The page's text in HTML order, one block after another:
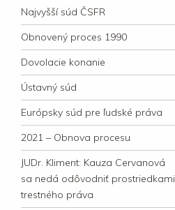
Najvyšší súd ČSFR
Obnovený proces 1990
Dovolacie konanie
Ústavný súd
Európsky súd pre ľudské práva
2021 – Obnova procesu
JUDr. Kliment: Kauza Cervanová
sa nedá odôvodniť prostriedkami
trestného práva